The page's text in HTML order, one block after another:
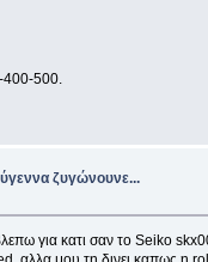
400-500.
ζυγώνουνε...
για κατι σαν το Seiko